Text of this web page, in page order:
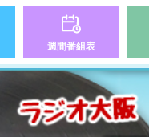
週間番組表